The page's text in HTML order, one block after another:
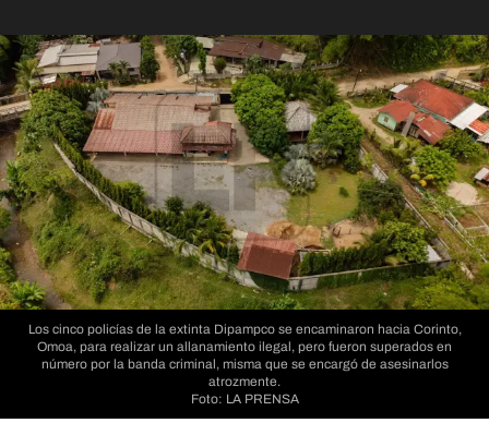
Los cinco policías de la extinta Dipampco se encaminaron hacia Corinto,
Omoa, para realizar un allanamiento ilegal, pero fueron superados en
número por la banda criminal, misma que se encargó de asesinarlos
atrozmente.
Foto: LA PRENSA